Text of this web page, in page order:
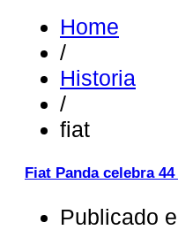
Home
/
Historia
/
fiat
Fiat Panda celebra
Publicado